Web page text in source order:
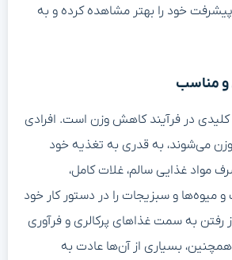
خود را بهتر مشاهده کرده و به
کلیدی در فرآیند کاهش وزن است. افرادی
می‌شوند، به قدری به تغذیه خود
مواد غذایی سالم، غلات کامل،
میوه‌ها و سبزیجات را در دستور کار خود
رفتن به سمت غذاهای پرکالری و فرآوری
بسیاری از آن‌ها عادت به